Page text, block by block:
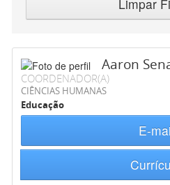
Limpar
Aaron
COORDENADOR(A)
CIÊNCIAS HUMANAS
Educação
E-